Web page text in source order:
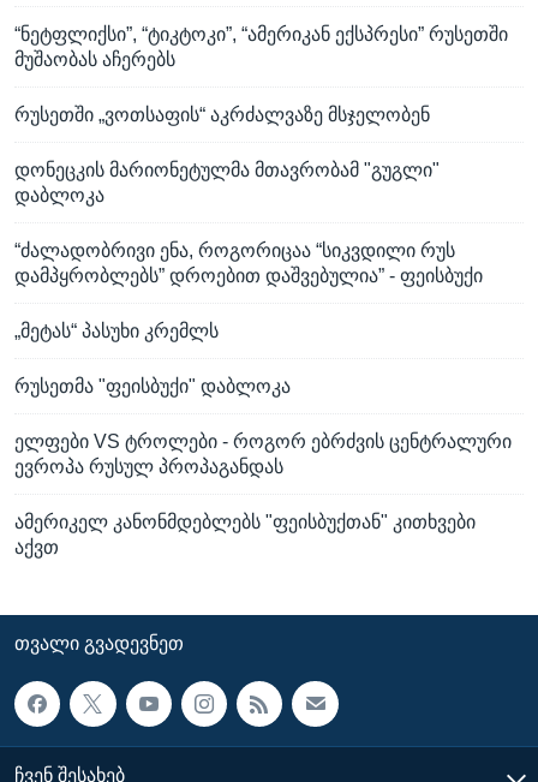
“ნეტფლიქსი”, “ტიკტოკი”, “ამერიკან ექსპრესი” რუსეთში
მუშაობას აჩერებს
რუსეთში „ვოთსაფის“ აკრძალვაზე მსჯელობენ
დონეცკის მარიონეტულმა მთავრობამ "გუგლი"
დაბლოკა
“ძალადობრივი ენა, როგორიცაა “სიკვდილი რუს
დამპყრობლებს” დროებით დაშვებულია” - ფეისბუქი
„მეტას“ პასუხი კრემლს
რუსეთმა "ფეისბუქი" დაბლოკა
ელფები VS ტროლები - როგორ ებრძვის ცენტრალური
ევროპა რუსულ პროპაგანდას
ამერიკელ კანონმდებლებს "ფეისბუქთან" კითხვები
აქვთ
ᲗᲕᲐᲚᲘ ᲒᲕᲐᲓᲔᲕᲜᲔᲗ
ᲩᲕᲔᲜ ᲨᲔᲡᲐᲮᲔᲑ